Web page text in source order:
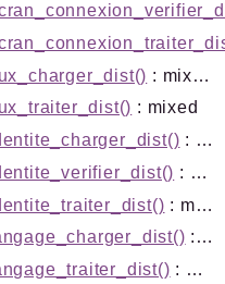
: mixed
: mixed
: mixed
: mixed
: mixed
: mixed
: mixed